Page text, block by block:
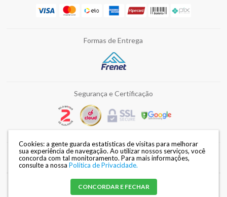
Cookies: a gente guarda estatísticas de visitas para melhorar
sua experiência de navegação. Ao utilizar nossos serviços, você
concorda com tal monitoramento. Para mais informações,
consulte a nossa Política de Privacidade.
CONCORDAR E FECHAR
Formas de Entrega
Segurança e Certificação
Razão Social: DISMAFE FERRAMENTAS LTDA | CNPJ: 82.028.002/0002-34 |
Endereço: Avenida Duque de Caxias, 3240 - Londrina / PR |